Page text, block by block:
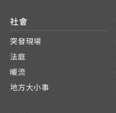
社會
突發現場
法庭
暖流
地方大小事